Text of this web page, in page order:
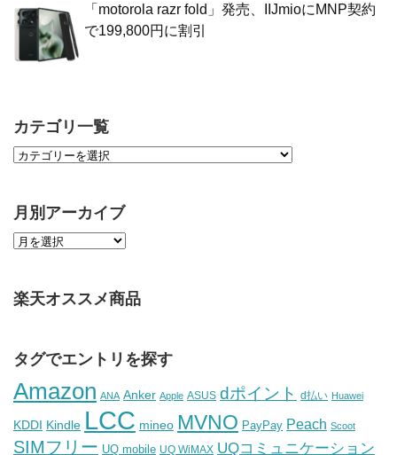
「motorola razr fold」発売、IIJmioにMNP契約
で199,800円に割引
カテゴリ一覧
月別アーカイブ
楽天オススメ商品
タグでエントリを探す
Amazon ANA Anker Apple ASUS dポイント d払い Huawei
KDDI Kindle LCC mineo MVNO PayPay Peach Scoot
SIMフリー UQ mobile UQ WiMAX UQコミュニケーション